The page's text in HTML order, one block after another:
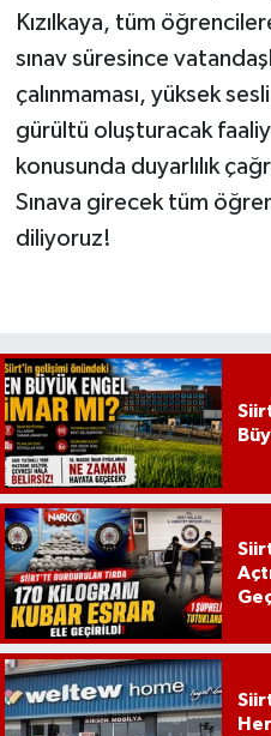
Kızılkaya, tüm
sınav süresince
çalınmaması, yüksek
gürültü oluşturacak
konusunda duyarlılık
Sınava girecek tüm
diliyoruz!